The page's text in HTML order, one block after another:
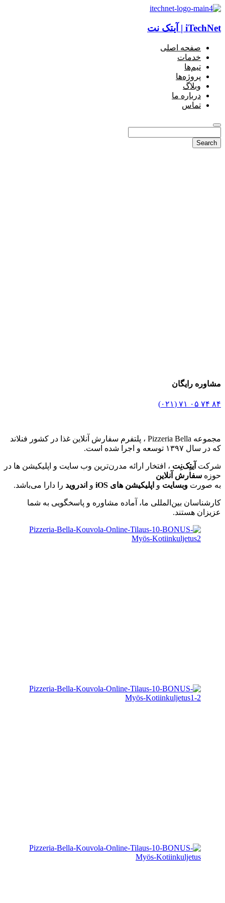
iTechNet | آیتک نت
صفحه اصلی
خدمات
تیم‌ها
پروژه‌ها
وبلاگ
درباره ما
تماس
مشاوره رایگان
۸۴ ۷۴ ۰۵ ۷۱ (۰۲۱)
مجموعه Pizzeria Bella ، پلتفرم سفارش آنلاین غذا در کشور فنلاند
که در سال ۱۳۹۷ توسعه و اجرا شده است.
شرکت آیتِک‌نِت ، افتخار ارائه مدرن‌ترین وب سایت و اپلیکیشن ها در
حوزه سفارش آنلاین
به صورت وبسایت و اپلیکیشن های و اندروید را دارا می‌باشد.
کارشناسان بین‌المللی ما، آماده مشاوره و پاسخگویی به شما
عزیزان هستند.